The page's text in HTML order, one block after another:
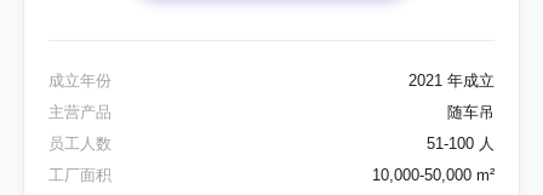
成立年份
2021 年成立
主营产品
随车吊
员工人数
51-100 人
工厂面积
10,000-50,000 m²